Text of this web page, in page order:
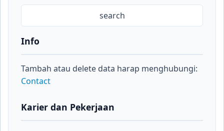
Info
Tambah atau delete data harap menghubungi:
Contact
Karier dan Pekerjaan